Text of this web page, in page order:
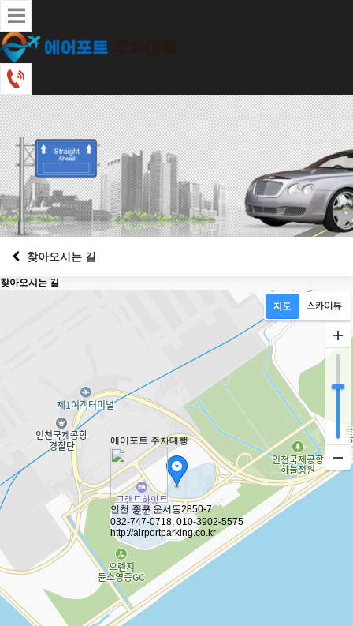
찾아오시는 길
찾아오시는 길
에어포트 주차대행
인천 중구 운서동2850-7
032-747-0718, 010-3902-5575
http://airportparking.co.kr